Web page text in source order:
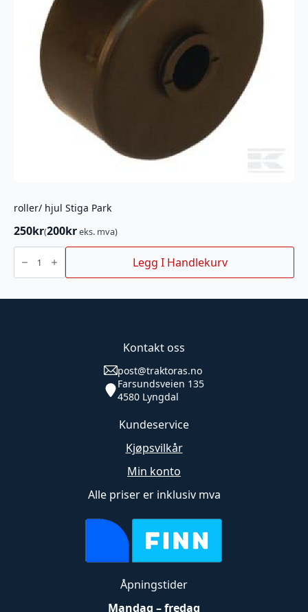
roller/ hjul Stiga Park
250kr(200kreks. mva)
roller/
Stiga
Park
Legg I Handlekurv
Kontakt oss
post@traktoras.no
Farsundsveien 135
4580 Lyngdal
Kundeservice
Kjøpsvilkår
Min konto
Alle priser er inklusiv mva
Åpningstider
Mandag – fredag